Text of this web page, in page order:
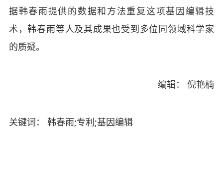
据韩春雨提供的数据和方法重复这项基因编辑技
术，韩春雨等人及其成果也受到多位同领域科学家
的质疑。
编辑： 倪艳楠
关键词： 韩春雨;专利;基因编辑